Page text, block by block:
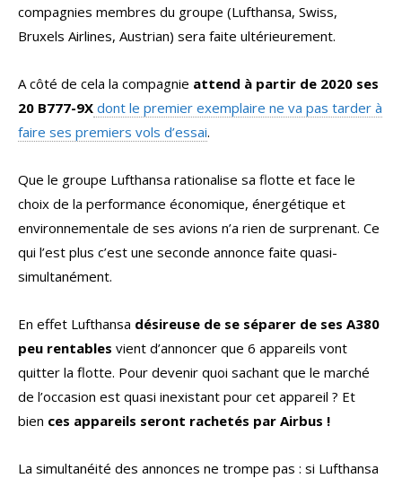
compagnies membres du groupe (Lufthansa, Swiss,
Bruxels Airlines, Austrian) sera faite ultérieurement.
A côté de cela la compagnie attend à partir de 2020 ses
20 B777-9X dont le premier exemplaire ne va pas tarder à
faire ses premiers vols d’essai.
Que le groupe Lufthansa rationalise sa flotte et face le
choix de la performance économique, énergétique et
environnementale de ses avions n’a rien de surprenant. Ce
qui l’est plus c’est une seconde annonce faite quasi-
simultanément.
En effet Lufthansa désireuse de se séparer de ses A380
peu rentables vient d’annoncer que 6 appareils vont
quitter la flotte. Pour devenir quoi sachant que le marché
de l’occasion est quasi inexistant pour cet appareil ? Et
bien ces appareils seront rachetés par Airbus !
La simultanéité des annonces ne trompe pas : si Lufthansa